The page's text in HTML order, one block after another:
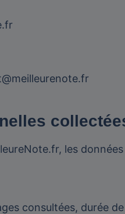
les
consultées, durée